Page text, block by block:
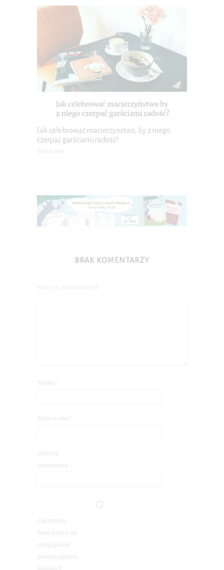
Jak celebrować macierzyństwo, by z niego
czerpać garściami radość?
23-06-2019
BRAK KOMENTARZY
Nazwa
Adres e-mail
Witryna
internetowa
Zapamiętaj
moje dane w tej
przeglądarce
podczas pisania